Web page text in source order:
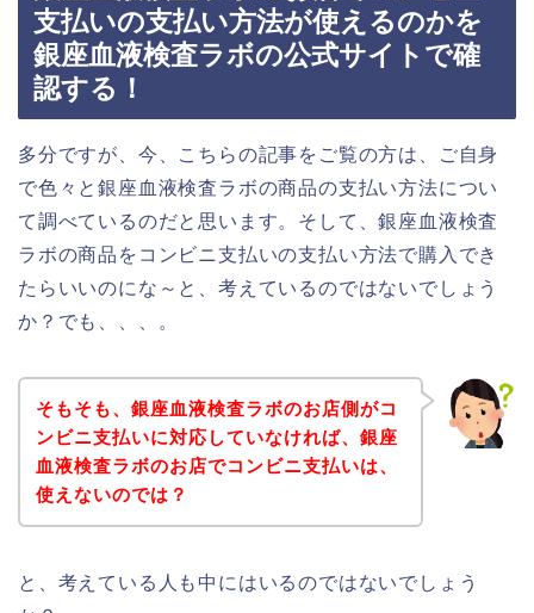
支払いの支払い方法が使えるのかを
銀座血液検査ラボの公式サイトで確
認する！
多分ですが、今、こちらの記事をご覧の方は、ご自身
で色々と銀座血液検査ラボの商品の支払い方法につい
て調べているのだと思います。そして、銀座血液検査
ラボの商品をコンビニ支払いの支払い方法で購入でき
たらいいのにな～と、考えているのではないでしょう
か？でも、、、。
そもそも、銀座血液検査ラボのお店側がコ
ンビニ支払いに対応していなければ、銀座
血液検査ラボのお店でコンビニ支払いは、
使えないのでは？
と、考えている人も中にはいるのではないでしょう